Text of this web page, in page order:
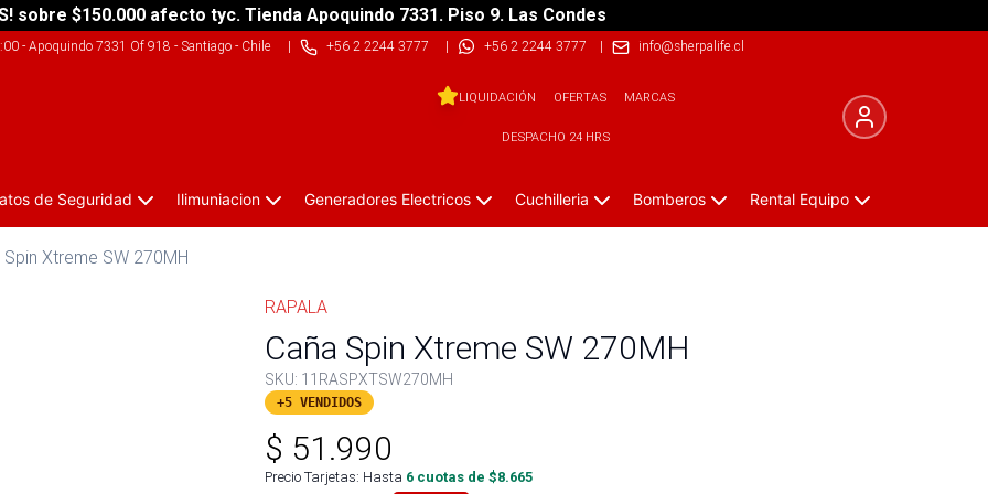
sobre $150.000 afecto tyc. Tienda Apoquindo 7331. Piso 9. Las Condes
- Apoquindo 7331 Of 918 - Santiago - Chile| +56 2 2244 3777 | +56 2 2244 3777 | info@sherpalife.cl
LIQUIDACIÓN OFERTAS MARCAS
DESPACHO 24 HRS
de Seguridad Ilimuniacion Generadores Electricos Cuchilleria Bomberos Rental Equipo
Spin Xtreme SW 270MH
RAPALA
Caña Spin Xtreme SW 270MH
SKU: 11RASPXTSW270MH
+5 VENDIDOS
$ 51.990
Precio Tarjetas: Hasta 6 cuotas de $8.665